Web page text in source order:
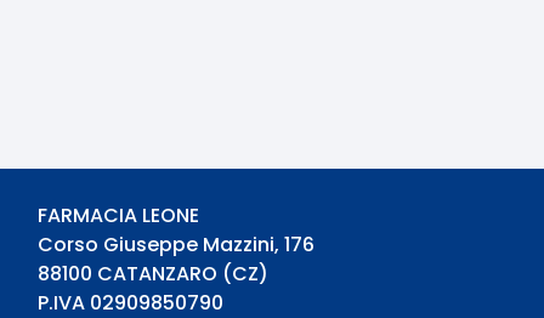
FARMACIA LEONE
Corso Giuseppe Mazzini, 176
88100 CATANZARO (CZ)
P.IVA 02909850790